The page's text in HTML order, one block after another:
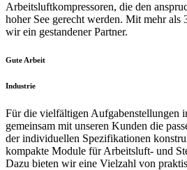
Arbeitsluftkompressoren, die den
hoher See gerecht werden. Mit mehr als
wir ein gestandener Partner.
Gute Arbeit
Industrie
Für die vielfältigen Aufgabenstellungen
gemeinsam mit unseren Kunden die
der individuellen Spezifikationen
kompakte Module für Arbeitsluft- und
Dazu bieten wir eine Vielzahl von